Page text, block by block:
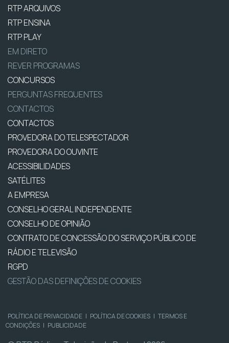
RTP ARQUIVOS
RTP ENSINA
RTP PLAY
EM DIRETO
REVER PROGRAMAS
CONCURSOS
PERGUNTAS FREQUENTES
CONTACTOS
CONTACTOS
PROVEDORA DO TELESPECTADOR
PROVEDORA DO OUVINTE
ACESSIBILIDADES
SATÉLITES
A EMPRESA
CONSELHO GERAL INDEPENDENTE
CONSELHO DE OPINIÃO
CONTRATO DE CONCESSÃO DO SERVIÇO PÚBLICO DE
RÁDIO E TELEVISÃO
RGPD
GESTÃO DAS DEFINIÇÕES DE COOKIES
POLÍTICA DE PRIVACIDADE | POLÍTICA DE COOKIES | TERMOS E
CONDIÇÕES | PUBLICIDADE